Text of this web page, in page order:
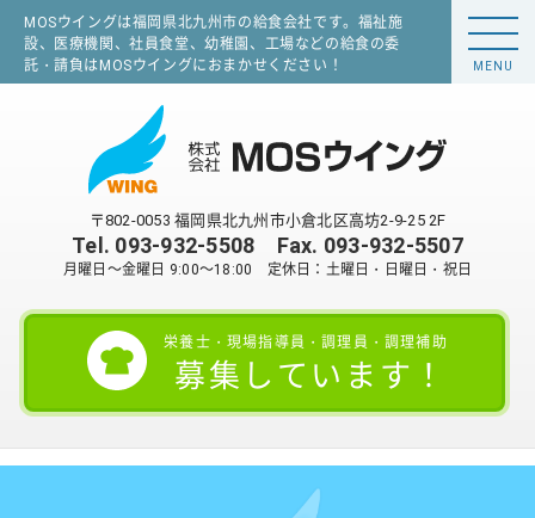
MOSウイングは福岡県北九州市の給食会社です。福祉施
設、医療機関、社員食堂、幼稚園、工場などの給食の委
託・請負はMOSウイングにおまかせください！
〒802-0053 福岡県北九州市小倉北区高坊2-9-25 2F
Tel. 093-932-5508 Fax. 093-932-5507
月曜日～金曜日 9:00～18:00 定休日：土曜日・日曜日・祝日
栄養士・現場指導員・調理員・調理補助
募集しています！
MENU